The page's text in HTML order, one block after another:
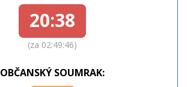
20:38
(za 02:49:44)
OBČANSKÝ SOUMRAK: